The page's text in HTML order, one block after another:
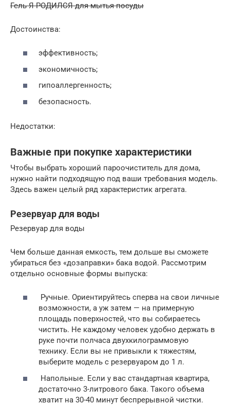
Гель Я РОДИЛСЯ для мытья посуды
Достоинства:
эффективность;
экономичность;
гипоаллергенность;
безопасность.
Недостатки:
Важные при покупке характеристики
Чтобы выбрать хороший пароочиститель для дома,
нужно найти подходящую под ваши требования модель.
Здесь важен целый ряд характеристик агрегата.
Резервуар для воды
Резервуар для воды
Чем больше данная емкость, тем дольше вы сможете
убираться без «дозаправки» бака водой. Рассмотрим
отдельно основные формы выпуска:
Ручные. Ориентируйтесь сперва на свои личные
возможности, а уж затем — на примерную
площадь поверхностей, что вы собираетесь
чистить. Не каждому человек удобно держать в
руке почти полчаса двухкилограммовую
технику. Если вы не привыкли к тяжестям,
выберите модель с резервуаром до 1 л.
Напольные. Если у вас стандартная квартира,
достаточно 3-литрового бака. Такого объема
хватит на 30-40 минут беспрерывной чистки.